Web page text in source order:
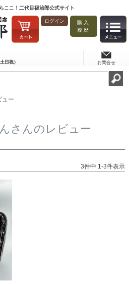
ここ！二代目福治郎公式サイト
ログイン
購入
履歴
日祝） お問合せ
ュー
さんのレビュー
3件中 1-3件表示